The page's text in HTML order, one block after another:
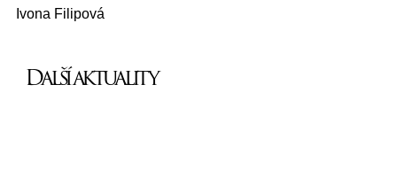
Ivona Filipová
Další aktuality